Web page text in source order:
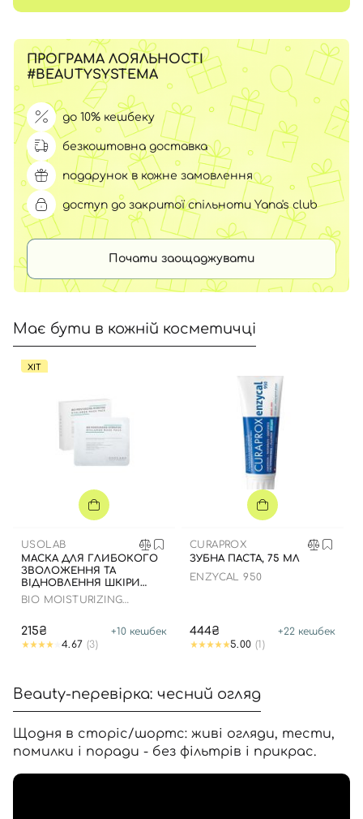
ПРОГРАМА ЛОЯЛЬНОСТІ
#BEAUTYSYSTEMA
до 10% кешбеку
безкоштовна доставка
подарунок в кожне замовлення
доступ до закритої спільноти Yana's club
Почати заощаджувати
Має бути в кожній косметичці
ХІТ
USOLAB
МАСКА ДЛЯ ГЛИБОКОГО
ЗВОЛОЖЕННЯ ТА
ВІДНОВЛЕННЯ ШКІРИ
ОБЛИЧЧЯ З
BIO MOISTURIZING
215₴ +10 кешбек
4.67 (3)
CURAPROX
ЗУБНА ПАСТА, 75 МЛ
ENZYCAL 950
444₴ +22 кешбек
5.00 (1)
Beauty-перевірка: чесний огляд
Щодня в сторіс/шортс: живі огляди, тести,
помилки і поради - без фільтрів і прикрас.